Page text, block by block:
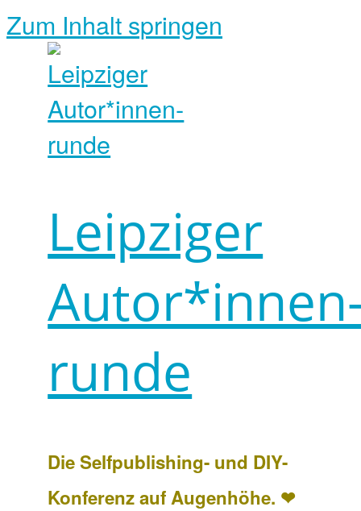
Zum Inhalt springen
Leipziger
runde
Die Selfpublishing- und DIY-
Konferenz auf Augenhöhe. ❤